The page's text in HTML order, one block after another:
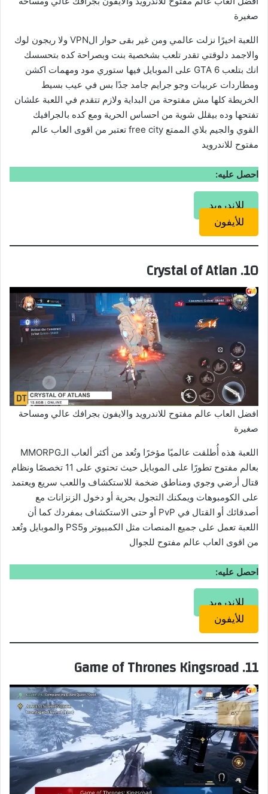
صغيرة
اللعبة اخيرًا نزلت عالمي ومن غير بقى حوار الVPN ولا ريجون لوك
والاجمد دلوقتي تقدر تلعب بشخصية بنت وبصراحة كده بتحسسك
انك بتلعب GTA 6 على الموبايل فيها ستوري مود ومهمات اكشن
ومطاردات عربيات وجو جرايم جامد جدًا بس في عيب بسيط
الخريطة كلها مش مفتوحة من البداية ولازم تتقدم في اللعبة علشان
تفتحها وده بيقلل شوية من احساس الحرية ومع كده بالجرافيك
القوي والجيم بلاي الممتع free city تعتبر من اقوى العاب عالم
مفتوح للاندرويد
احصل عليه:
للاندرويد
للأيفون
10. Crystal of Atlan
افضل العاب عالم مفتوح للاندرويد والايفون بجرافك عالي ومساحة
صغيرة
اللعبة هذه أُطلقت عالميًا مؤخرًا وتُعد من أكثر ألعاب الـMMORPG
بعالم مفتوح تطورًا على الموبايل حيث تحتوي على 11 تخصصًا ونظام
قتال أرضي وجوي ومناطق ضخمة للاستكشاف واللعب سريع ويعتمد
على الكومبوهات ويمكنك التجول بحرية أو دخول الزنزانات مع
أصدقائك أو القتال في PvP أو حتى الاستكشاف بمفردك كما أن
اللعبة تعمل على جميع المنصات مثل الكمبيوتر وPS5 والموبايل وتُعد
من اقوى العاب عالم مفتوح للجوال
احصل عليه:
للاندرويد
للأيفون
11. Game of Thrones Kingsroad